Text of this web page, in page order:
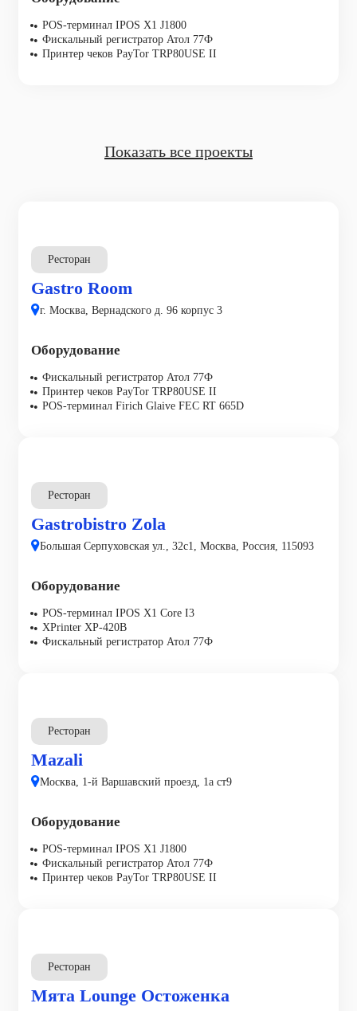
POS-терминал IPOS X1 J1800
Фискальный регистратор Атол 77Ф
Принтер чеков PayTor TRP80USE II
Показать все проекты
Ресторан
Gastro Room
г. Москва, Вернадского д. 96 корпус 3
Оборудование
Фискальный регистратор Атол 77Ф
Принтер чеков PayTor TRP80USE II
POS-терминал Firich Glaive FEC RT 665D
Ресторан
Gastrobistro Zola
Большая Серпуховская ул., 32с1, Москва, Россия, 115093
Оборудование
POS-терминал IPOS X1 Core I3
XPrinter XP-420B
Фискальный регистратор Атол 77Ф
Ресторан
Mazali
Москва, 1-й Варшавский проезд, 1а ст9
Оборудование
POS-терминал IPOS X1 J1800
Фискальный регистратор Атол 77Ф
Принтер чеков PayTor TRP80USE II
Ресторан
Мята Lounge Остоженка